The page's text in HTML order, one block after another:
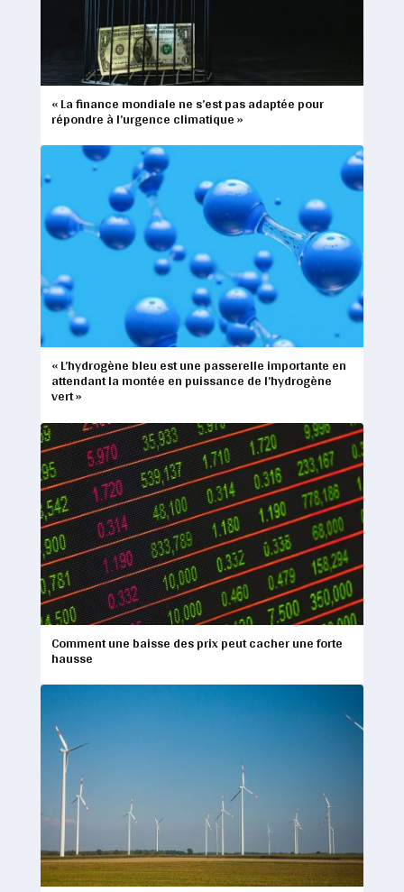
« La finance mondiale ne s’est pas adaptée pour
répondre à l’urgence climatique »
« L’hydrogène bleu est une passerelle importante en
attendant la montée en puissance de l’hydrogène
vert »
Comment une baisse des prix peut cacher une forte
hausse